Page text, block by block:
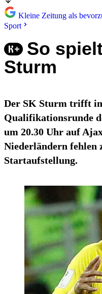
Kleine Zeitung als
Sport
So
Sturm
Der SK Sturm trifft
Qualifikationsrunde
um 20.30 Uhr auf
Niederländern fehlen
Startaufstellung.